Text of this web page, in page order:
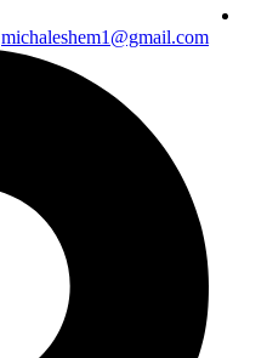
michaleshem1@gmail.com